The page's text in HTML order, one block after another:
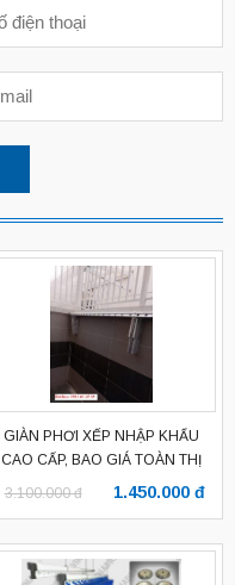
GIÀN PHƠI XẾP NHẬP KHẨU
CAO CẤP, BAO GIÁ TOÀN THỊ
TRƯỜNG1.450.000 đ
3.100.000 đ